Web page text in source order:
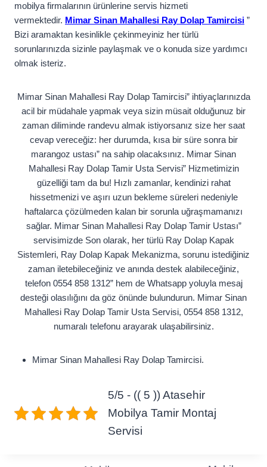
mobilya firmalarının ürünlerine servis hizmeti
vermektedir. Mimar Sinan Mahallesi Ray Dolap Tamircisi ”
Bizi aramaktan kesinlikle çekinmeyiniz her türlü
sorunlarınızda sizinle paylaşmak ve o konuda size yardımcı
olmak isteriz.
Mimar Sinan Mahallesi Ray Dolap Tamircisi” ihtiyaçlarınızda
acil bir müdahale yapmak veya sizin müsait olduğunuz bir
zaman diliminde randevu almak istiyorsanız size her saat
cevap vereceğiz: her durumda, kısa bir süre sonra bir
marangoz ustası” na sahip olacaksınız. Mimar Sinan
Mahallesi Ray Dolap Tamir Usta Servisi” Hizmetimizin
güzelliği tam da bu! Hızlı zamanlar, kendinizi rahat
hissetmenizi ve aşırı uzun bekleme süreleri nedeniyle
haftalarca çözülmeden kalan bir sorunla uğraşmamanızı
sağlar. Mimar Sinan Mahallesi Ray Dolap Tamir Ustası”
servisimizde Son olarak, her türlü Ray Dolap Kapak
Sistemleri, Ray Dolap Kapak Mekanizma, sorunu istediğiniz
zaman iletebileceğiniz ve anında destek alabileceğiniz,
telefon 0554 858 1312” hem de Whatsapp yoluyla mesaj
desteği olasılığını da göz önünde bulundurun. Mimar Sinan
Mahallesi Ray Dolap Tamir Usta Servisi, 0554 858 1312,
numaralı telefonu arayarak ulaşabilirsiniz.
Mimar Sinan Mahallesi Ray Dolap Tamircisi.
5/5 - (( 5 )) Atasehir
Mobilya Tamir Montaj
Servisi